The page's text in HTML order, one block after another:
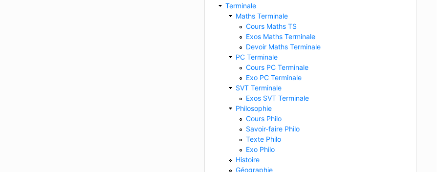
Terminale
Maths Terminale
Cours Maths TS
Exos Maths Terminale
Devoir Maths Terminale
PC Terminale
Cours PC Terminale
Exo PC Terminale
SVT Terminale
Exos SVT Terminale
Philosophie
Cours Philo
Savoir-faire Philo
Texte Philo
Exo Philo
Histoire
Géographie